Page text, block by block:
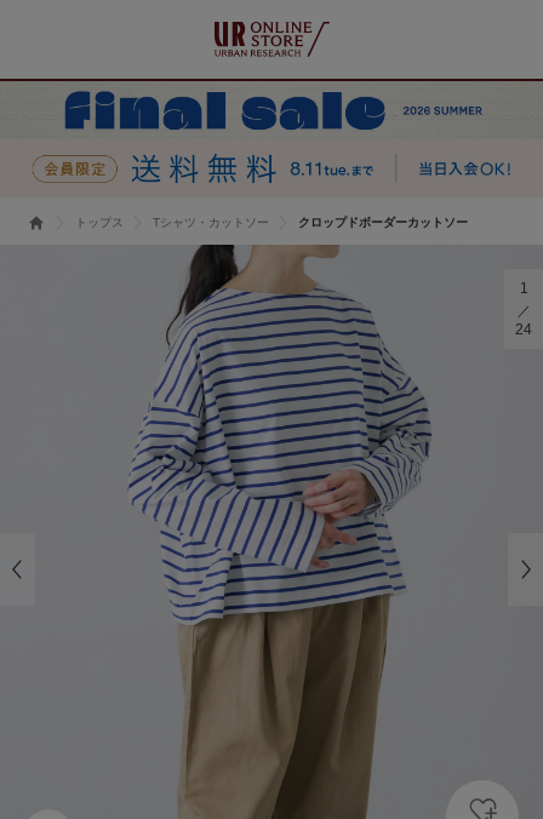
トップス Tシャツ・カットソー クロップドボーダーカットソー
1
24